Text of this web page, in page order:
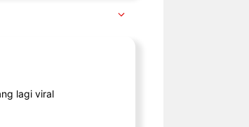
lagi viral